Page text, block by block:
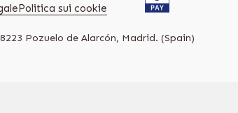
Politica sui cookie
Pozuelo de Alarcón, Madrid. (Spain)